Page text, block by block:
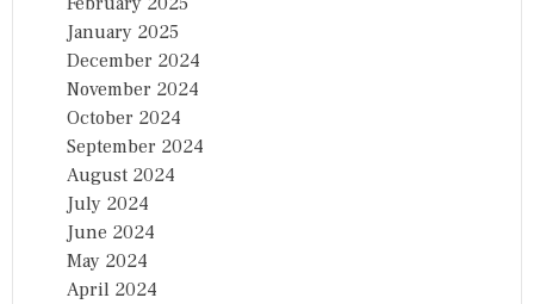
January 2025
December 2024
November 2024
October 2024
September 2024
August 2024
July 2024
June 2024
May 2024
April 2024